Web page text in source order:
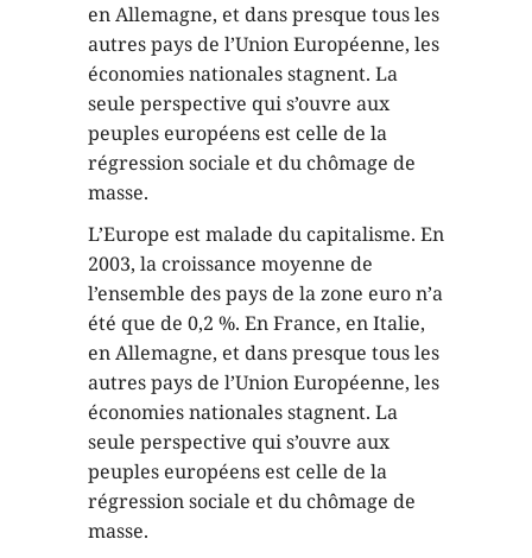
en Allemagne, et dans presque tous les
autres pays de l’Union Européenne, les
économies nationales stagnent. La
seule perspective qui s’ouvre aux
peuples européens est celle de la
régression sociale et du chômage de
masse.
L’Europe est malade du capitalisme. En
2003, la croissance moyenne de
l’ensemble des pays de la zone euro n’a
été que de 0,2 %. En France, en Italie,
en Allemagne, et dans presque tous les
autres pays de l’Union Européenne, les
économies nationales stagnent. La
seule perspective qui s’ouvre aux
peuples européens est celle de la
régression sociale et du chômage de
masse.